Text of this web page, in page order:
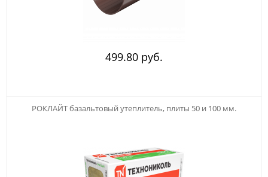
499.80 руб.
РОКЛАЙТ базальтовый утеплитель, плиты 50 и 100 мм.